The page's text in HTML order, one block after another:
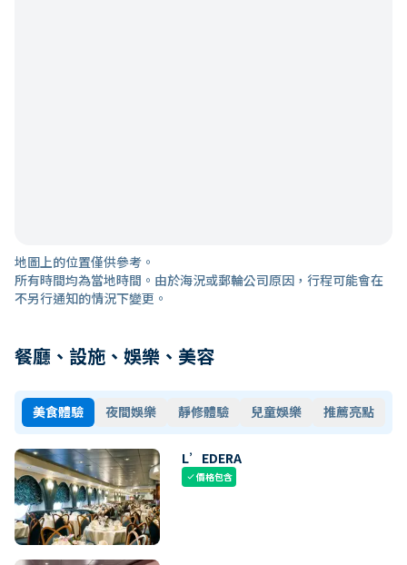
地圖上的位置僅供參考。
所有時間均為當地時間。由於海況或郵輪公司原因，行程可能會在
不另行通知的情況下變更。
餐廳、設施、娛樂、美容
美食體驗 夜間娛樂 靜修體驗 兒童娛樂 推薦亮點
L’EDERA
check價格包含